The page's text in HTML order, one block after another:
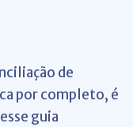
de
por completo, é
guia